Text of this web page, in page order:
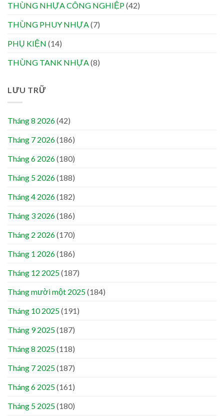
THÙNG NHỰA CÔNG NGHIỆP(42)
THÙNG PHUY NHỰA(7)
PHỤ KIỆN (14)
THÙNG TANK NHỰA(8)
LƯU TRỮ
Tháng 8 2026(42)
Tháng 7 2026(186)
Tháng 6 2026(180)
Tháng 5 2026(188)
Tháng 4 2026(182)
Tháng 3 2026(186)
Tháng 2 2026(170)
Tháng 1 2026(186)
Tháng 12 2025(187)
Tháng mười một 2025(184)
Tháng 10 2025(191)
Tháng 9 2025(187)
Tháng 8 2025(118)
Tháng 7 2025(187)
Tháng 6 2025(161)
Tháng 5 2025(180)